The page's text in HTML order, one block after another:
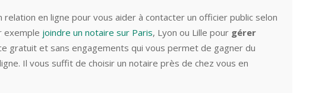
en ligne pour vous aider à contacter un officier public selon
exemple joindre un notaire sur Paris, Lyon ou Lille pour gérer
gratuit et sans engagements qui vous permet de gagner du
Il vous suffit de choisir un notaire près de chez vous en